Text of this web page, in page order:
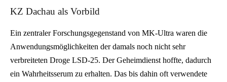
KZ Dachau als Vorbild
Ein zentraler Forschungsgegenstand von MK-Ultra waren die
Anwendungsmöglichkeiten der damals noch nicht sehr
verbreiteten Droge LSD-25. Der Geheimdienst hoffte, dadurch
ein Wahrheitsserum zu erhalten. Das bis dahin oft verwendete